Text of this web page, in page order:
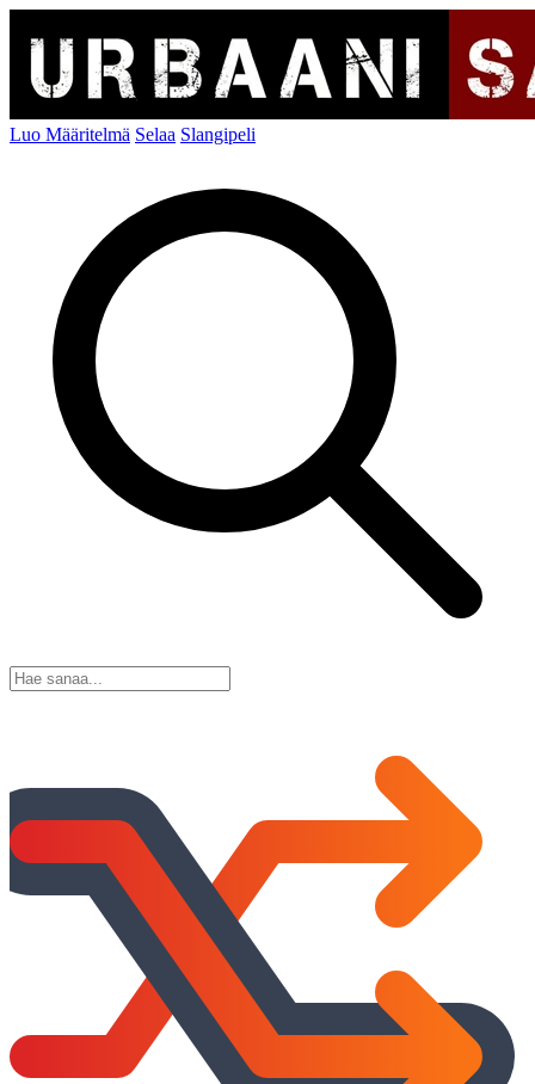
Luo Määritelmä Selaa Slangipeli